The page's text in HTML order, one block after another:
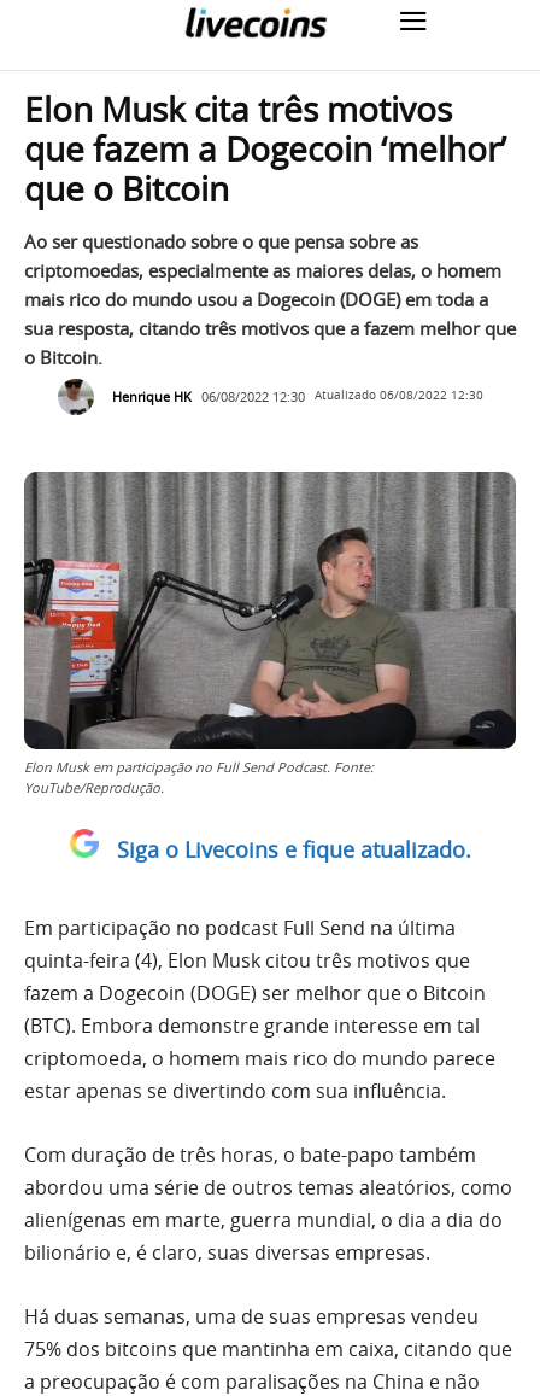
Elon Musk cita três motivos
que fazem a Dogecoin ‘melhor’
que o Bitcoin
Ao ser questionado sobre o que pensa sobre as
criptomoedas, especialmente as maiores delas, o homem
mais rico do mundo usou a Dogecoin (DOGE) em toda a
sua resposta, citando três motivos que a fazem melhor que
o Bitcoin.
Henrique HK 06/08/2022 12:30 Atualizado 06/08/2022 12:30
Elon Musk em participação no Full Send Podcast. Fonte:
YouTube/Reprodução.
Siga o Livecoins e fique atualizado.
Em participação no podcast Full Send na última
quinta-feira (4), Elon Musk citou três motivos que
fazem a Dogecoin (DOGE) ser melhor que o Bitcoin
(BTC). Embora demonstre grande interesse em tal
criptomoeda, o homem mais rico do mundo parece
estar apenas se divertindo com sua influência.
Com duração de três horas, o bate-papo também
abordou uma série de outros temas aleatórios, como
alienígenas em marte, guerra mundial, o dia a dia do
bilionário e, é claro, suas diversas empresas.
Há duas semanas, uma de suas empresas vendeu
75% dos bitcoins que mantinha em caixa, citando que
a preocupação é com paralisações na China e não